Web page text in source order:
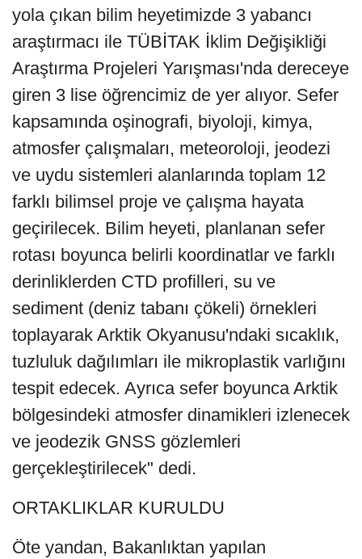
yola çıkan bilim heyetimizde 3 yabancı
araştırmacı ile TÜBİTAK İklim Değişikliği
Araştırma Projeleri Yarışması'nda dereceye
giren 3 lise öğrencimiz de yer alıyor. Sefer
kapsamında oşinografi, biyoloji, kimya,
atmosfer çalışmaları, meteoroloji, jeodezi
ve uydu sistemleri alanlarında toplam 12
farklı bilimsel proje ve çalışma hayata
geçirilecek. Bilim heyeti, planlanan sefer
rotası boyunca belirli koordinatlar ve farklı
derinliklerden CTD profilleri, su ve
sediment (deniz tabanı çökeli) örnekleri
toplayarak Arktik Okyanusu'ndaki sıcaklık,
tuzluluk dağılımları ile mikroplastik varlığını
tespit edecek. Ayrıca sefer boyunca Arktik
bölgesindeki atmosfer dinamikleri izlenecek
ve jeodezik GNSS gözlemleri
gerçekleştirilecek" dedi.
ORTAKLIKLAR KURULDU
Öte yandan, Bakanlıktan yapılan